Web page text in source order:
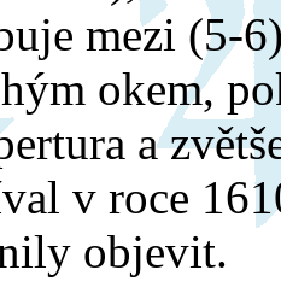
mezi (5-
okem,
a
v roce
objevit.